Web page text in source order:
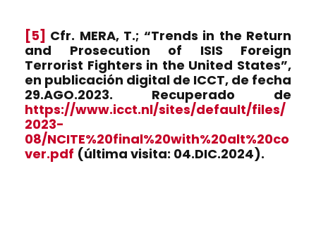
[5] Cfr. MERA, T.; “Trends in the Return
and Prosecution of ISIS Foreign
Terrorist Fighters in the United States”,
en publicación digital de ICCT, de fecha
29.AGO.2023. Recuperado de
https://www.icct.nl/sites/default/files/
2023-
08/NCITE%20final%20with%20alt%20co
ver.pdf (última visita: 04.DIC.2024).